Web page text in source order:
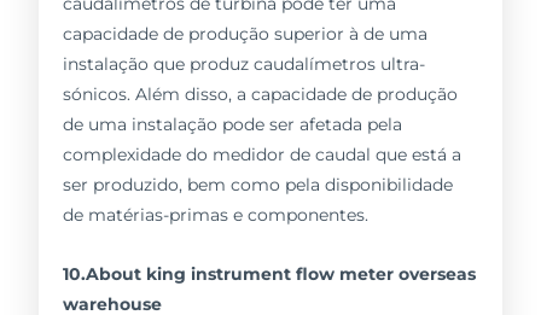
capacidade de produção superior à de uma
instalação que produz caudalímetros ultra-
sónicos. Além disso, a capacidade de produção
de uma instalação pode ser afetada pela
complexidade do medidor de caudal que está a
ser produzido, bem como pela disponibilidade
de matérias-primas e componentes.
10.About king instrument flow meter overseas
warehouse